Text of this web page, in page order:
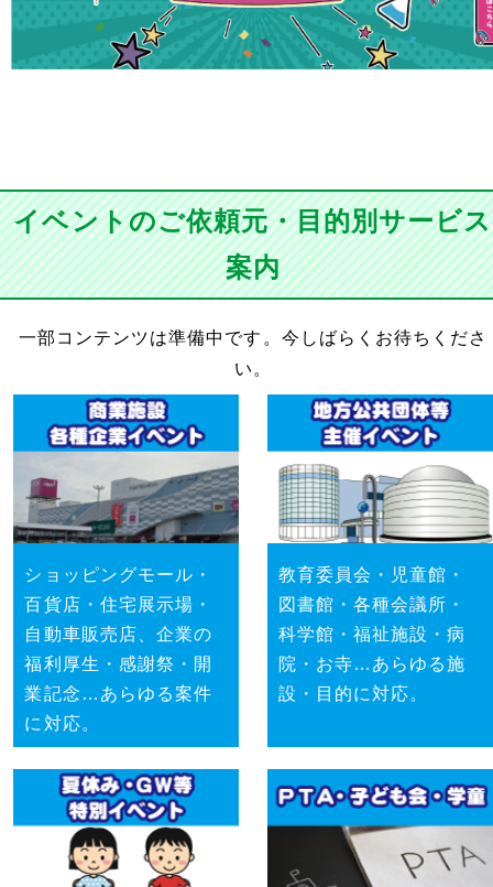
イベントのご依頼元・目的別サービス
案内
一部コンテンツは準備中です。今しばらくお待ちくださ
い。
ショッピングモール・
百貨店・住宅展示場・
自動車販売店、企業の
福利厚生・感謝祭・開
業記念…あらゆる案件
に対応。
教育委員会・児童館・
図書館・各種会議所・
科学館・福祉施設・病
院・お寺…あらゆる施
設・目的に対応。